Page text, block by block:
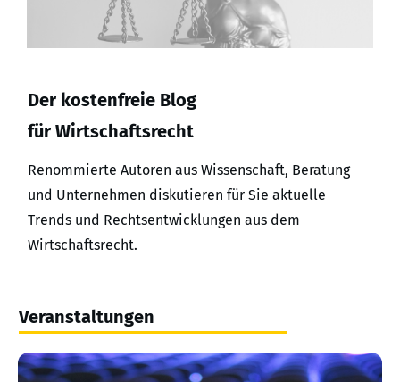
Der kostenfreie Blog
für Wirtschaftsrecht
Renommierte Autoren aus Wissenschaft, Beratung
und Unternehmen diskutieren für Sie aktuelle
Trends und Rechtsentwicklungen aus dem
Wirtschaftsrecht.
Veranstaltungen